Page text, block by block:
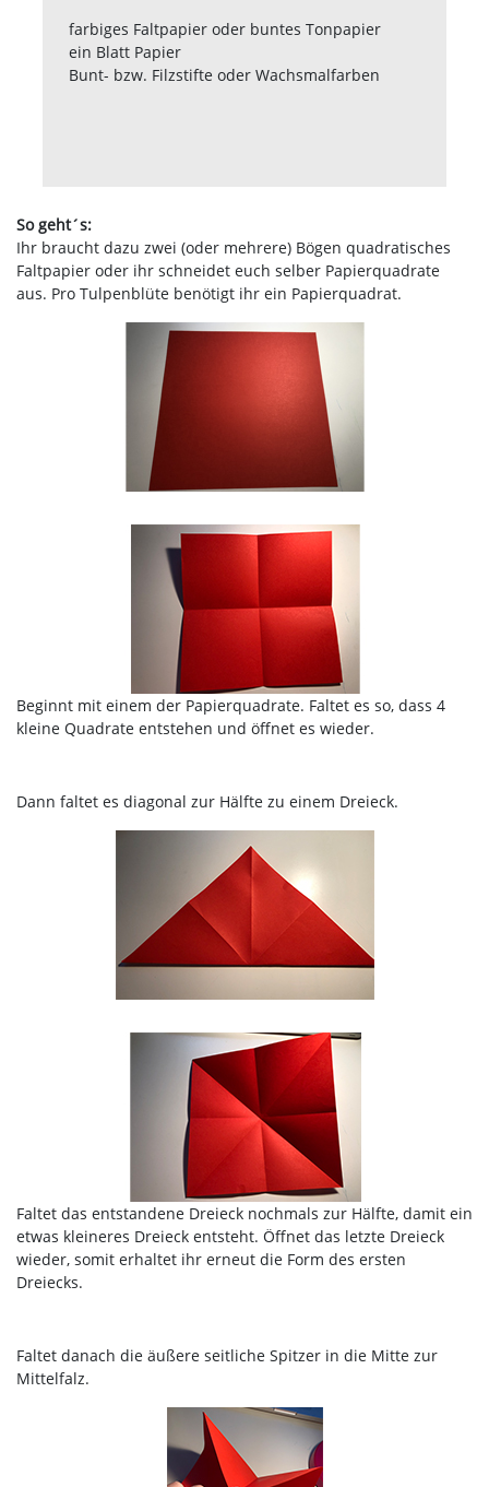
farbiges Faltpapier oder buntes Tonpapier
ein Blatt Papier
Bunt- bzw. Filzstifte oder Wachsmalfarben
So geht´s:
Ihr braucht dazu zwei (oder mehrere) Bögen quadratisches
Faltpapier oder ihr schneidet euch selber Papierquadrate
aus. Pro Tulpenblüte benötigt ihr ein Papierquadrat.
Beginnt mit einem der Papierquadrate. Faltet es so, dass 4
kleine Quadrate entstehen und öffnet es wieder.
Dann faltet es diagonal zur Hälfte zu einem Dreieck.
Faltet das entstandene Dreieck nochmals zur Hälfte, damit ein
etwas kleineres Dreieck entsteht. Öffnet das letzte Dreieck
wieder, somit erhaltet ihr erneut die Form des ersten
Dreiecks.
Faltet danach die äußere seitliche Spitzer in die Mitte zur
Mittelfalz.